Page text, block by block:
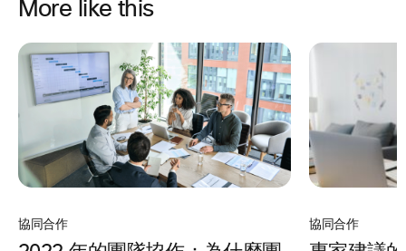
More like this
協同合作 協同合作